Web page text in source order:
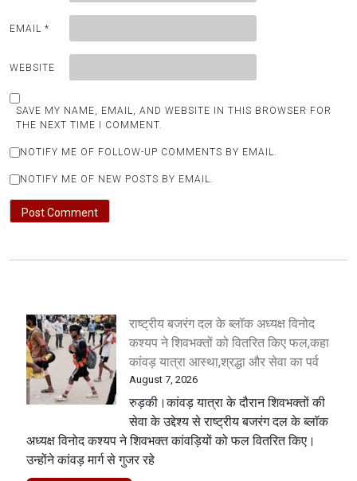
EMAIL *
WEBSITE
SAVE MY NAME, EMAIL, AND WEBSITE IN THIS BROWSER FOR
THE NEXT TIME I COMMENT.
NOTIFY ME OF FOLLOW-UP COMMENTS BY EMAIL.
NOTIFY ME OF NEW POSTS BY EMAIL.
राष्ट्रीय बजरंग दल के ब्लॉक अध्यक्ष विनोद
कश्यप ने शिवभक्तों को वितरित किए फल,कहा
कांवड़ यात्रा आस्था,श्रद्धा और सेवा का पर्व
August 7, 2026
रुड़की।कांवड़ यात्रा के दौरान शिवभक्तों की
सेवा के उद्देश्य से राष्ट्रीय बजरंग दल के ब्लॉक
अध्यक्ष विनोद कश्यप ने शिवभक्त कांवड़ियों को फल वितरित किए।
उन्होंने कांवड़ मार्ग से गुजर रहे